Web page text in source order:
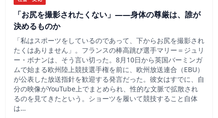
「お尻を撮影されたくない」――身体の尊厳は、誰が
決めるものか
「私はスポーツをしているのであって、下からお尻を撮影され
たくはありません」。フランスの棒高跳び選手マリー＝ジュリ
ー・ボナンは、そう言い切った。8月10日から英国バーミンガ
ムで始まる欧州陸上競技選手権を前に、欧州放送連合（EBU）
が公表した放送指針を歓迎する発言だった。彼女はすでに、自
分の映像がYouTube上でまとめられ、性的な文脈で拡散され
るのを見てきたという。ショーツを履いて競技すること自体
は…